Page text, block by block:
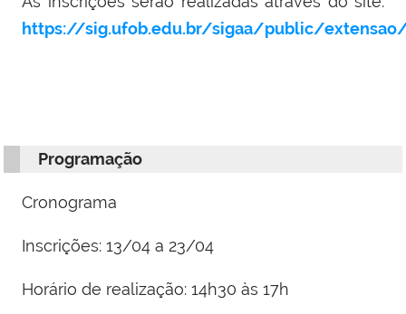
https://sig.ufob.edu.br/sigaa/public/extensao/
Programação
Cronograma
Inscrições: 13/04 a 23/04
Horário de realização: 14h30 às 17h